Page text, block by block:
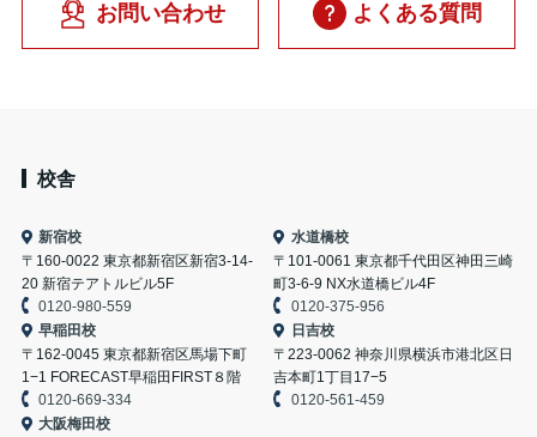
お問い合わせ よくある質問
校舎
新宿校
〒160-0022 東京都新宿区新宿3-14-
20 新宿テアトルビル5F
0120-980-559
水道橋校
〒101-0061 東京都千代田区神田三崎
町3-6-9 NX水道橋ビル4F
0120-375-956
早稲田校
〒162-0045 東京都新宿区馬場下町
1−1 FORECAST早稲田FIRST８階
0120-669-334
日吉校
〒223-0062 神奈川県横浜市港北区日
吉本町1丁目17−5
0120-561-459
大阪梅田校